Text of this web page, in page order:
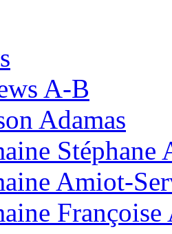
A-B
Adamas
Stéphane
Amiot-
Françoise